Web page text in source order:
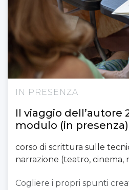
IN PRESENZA
Il viaggio dell’autore
modulo (in presenza)
corso di scrittura sulle
narrazione (teatro, cinema,
Cogliere i propri spunti